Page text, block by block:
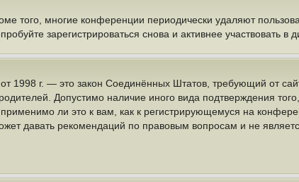
того, многие конференции периодически удаляют
зарегистрироваться снова и активнее участвовать в
1998 г. — это закон Соединённых Штатов, требующий от
Допустимо наличие иного вида подтверждения
ли это к вам, как к регистрирующемуся на
давать рекомендаций по правовым вопросам и не